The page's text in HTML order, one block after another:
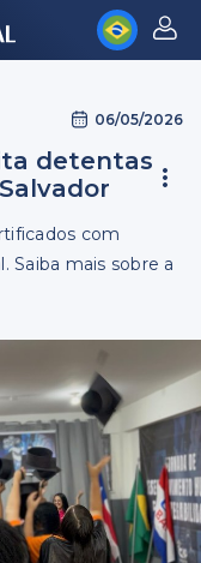
06/05/2026
detentas
com
Saiba mais sobre a